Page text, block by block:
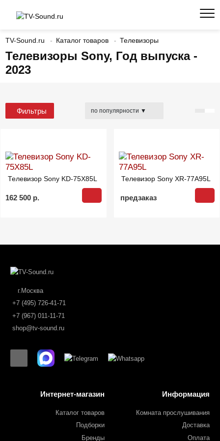
TV-Sound.ru Каталог товаров Телевизоры
Телевизоры Sony, Год выпуска -
2023
Фильтры
Телевизор Sony KD-75X85L
162 500 р.
Телевизор Sony XR-77A95L
предзаказ
г.Москва
+7 (495) 726-41-71
+7 (967) 011-11-71
shop@tv-sound.ru
Интернет-магазин
Каталог товаров
Подборки
Бренды
Информация
Комната прослушивания
Доставка
Оплата